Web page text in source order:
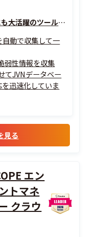
SCS評価制度への対応にも大活躍のツールです
自動で収集して一
弱性情報を収集
てJVNデータベー
迅速化していま
した実労働時間
業防止などに役
見る
エン
トマネ
クラウ